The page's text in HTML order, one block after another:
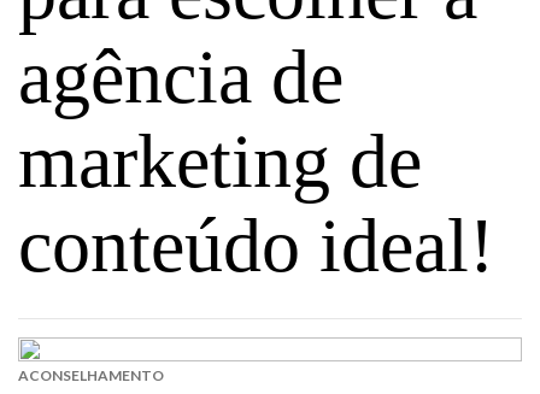
agência de
marketing de
conteúdo ideal!
ACONSELHAMENTO